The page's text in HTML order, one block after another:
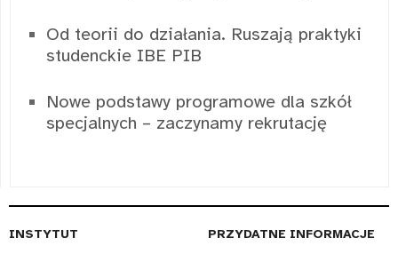
Od teorii do działania. Ruszają praktyki
studenckie IBE PIB
Nowe podstawy programowe dla szkół
specjalnych – zaczynamy rekrutację
INSTYTUT PRZYDATNE INFORMACJE